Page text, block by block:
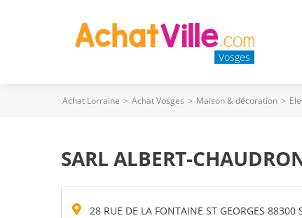
Vosges
Achat Lorraine > Achat Vosges > Maison & décoration >
SARL ALBERT-
28 RUE DE LA FONTAINE ST GEORGES 88300